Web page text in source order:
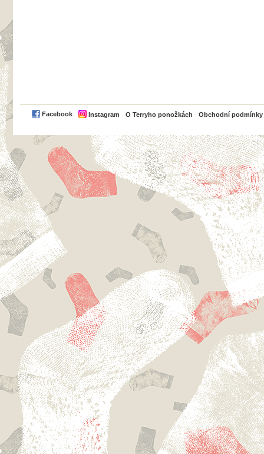
Facebook Instagram O Terryho ponožkách Obchodní podmínky
PayPal